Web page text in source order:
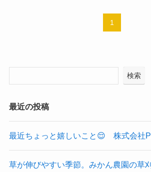
1
検索
最近の投稿
最近ちょっと嬉しいこと😌 株式会社
草が伸びやすい季節。みかん農園の